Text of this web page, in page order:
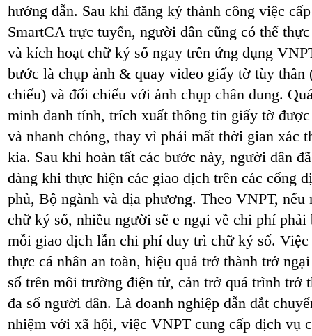
hướng dẫn. Sau khi đăng ký thành công việc
SmartCA trực tuyến, người dân cũng có thể
và kích hoạt chữ ký số ngay trên ứng dụng
bước là chụp ảnh & quay video giấy tờ tùy
chiếu) và đối chiếu với ảnh chụp chân dung.
minh danh tính, trích xuất thông tin giấy tờ
và nhanh chóng, thay vì phải mất thời gian xác
kia. Sau khi hoàn tất các bước này, người dân
dàng khi thực hiện các giao dịch trên các cổng
phủ, Bộ ngành và địa phương. Theo VNPT,
chữ ký số, nhiều người sẽ e ngại về chi phí phải
mỗi giao dịch lẫn chi phí duy trì chữ ký số.
thực cá nhân an toàn, hiệu quả trở thành trở
số trên môi trường điện tử, cản trở quá trình trở
đa số người dân. Là doanh nghiệp dẫn dắt
nhiệm với xã hội, việc VNPT cung cấp dịch vụ